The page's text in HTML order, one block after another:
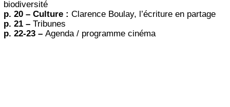
biodiversité
p. 20 – Culture : Clarence Boulay, l’écriture en partage
p. 21 –Tribunes
p. 22-23 – Agenda / programme cinéma